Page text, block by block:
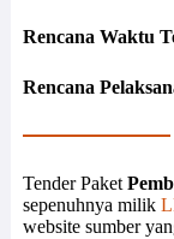
Rencana Waktu
Rencana
Tender Paket
sepenuhnya milik
website sumber